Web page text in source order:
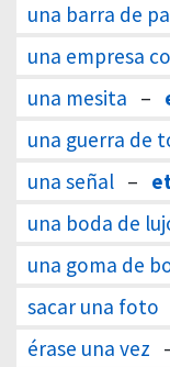
una barra de
una empresa
una mesita –
una guerra de
una señal –
una boda de
una goma de
sacar una foto
érase una vez